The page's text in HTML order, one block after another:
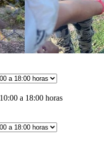
a 18:00 horas